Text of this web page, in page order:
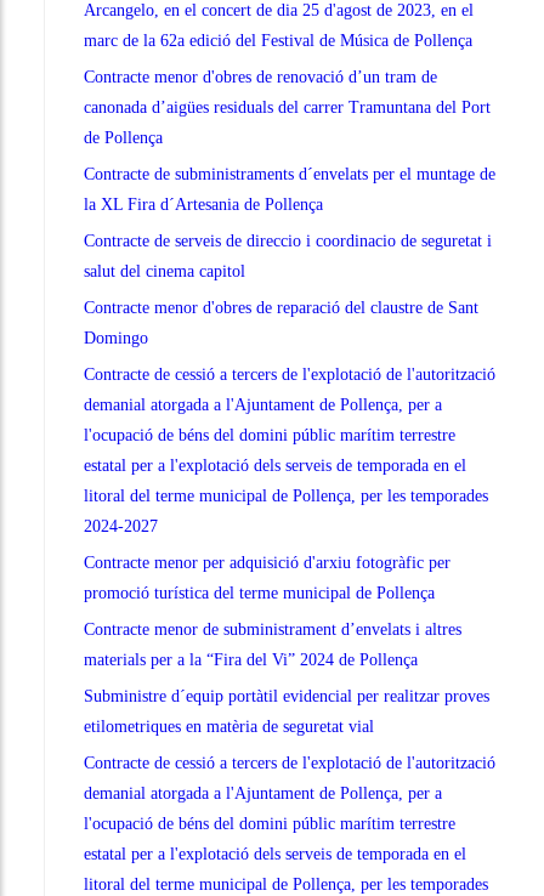
Arcangelo, en el concert de dia 25 d'agost de 2023, en el
marc de la 62a edició del Festival de Música de Pollença
Contracte menor d'obres de renovació d’un tram de
canonada d’aigües residuals del carrer Tramuntana del Port
de Pollença
Contracte de subministraments d´envelats per el muntage de
la XL Fira d´Artesania de Pollença
Contracte de serveis de direccio i coordinacio de seguretat i
salut del cinema capitol
Contracte menor d'obres de reparació del claustre de Sant
Domingo
Contracte de cessió a tercers de l'explotació de l'autorització
demanial atorgada a l'Ajuntament de Pollença, per a
l'ocupació de béns del domini públic marítim terrestre
estatal per a l'explotació dels serveis de temporada en el
litoral del terme municipal de Pollença, per les temporades
2024-2027
Contracte menor per adquisició d'arxiu fotogràfic per
promoció turística del terme municipal de Pollença
Contracte menor de subministrament d’envelats i altres
materials per a la “Fira del Vi” 2024 de Pollença
Subministre d´equip portàtil evidencial per realitzar proves
etilometriques en matèria de seguretat vial
Contracte de cessió a tercers de l'explotació de l'autorització
demanial atorgada a l'Ajuntament de Pollença, per a
l'ocupació de béns del domini públic marítim terrestre
estatal per a l'explotació dels serveis de temporada en el
litoral del terme municipal de Pollença, per les temporades